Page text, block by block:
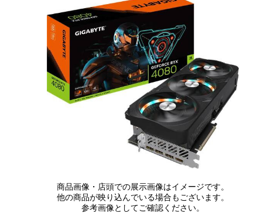
商品画像・店頭での展示画像はイメージです。
他の商品が映り込んでいる場合もございます。
参考画像としてご確認ください。